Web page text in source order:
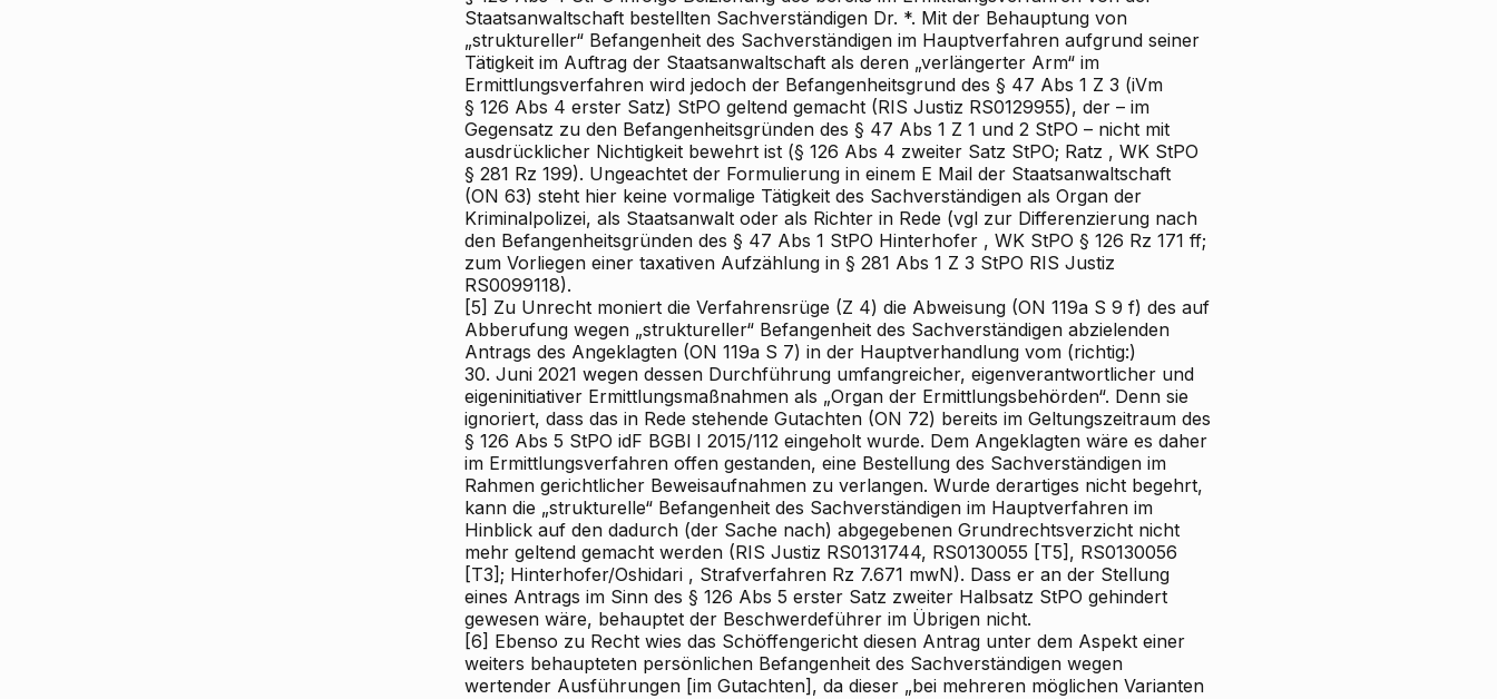
Staatsanwaltschaft bestellten Sachverständigen Dr. *. Mit der Behauptung von
„struktureller“ Befangenheit des Sachverständigen im Hauptverfahren aufgrund seiner
Tätigkeit im Auftrag der Staatsanwaltschaft als deren „verlängerter Arm“ im
Ermittlungsverfahren wird jedoch der Befangenheitsgrund des § 47 Abs 1 Z 3 (iVm
§ 126 Abs 4 erster Satz) StPO geltend gemacht (RIS Justiz RS0129955), der – im
Gegensatz zu den Befangenheitsgründen des § 47 Abs 1 Z 1 und 2 StPO – nicht mit
ausdrücklicher Nichtigkeit bewehrt ist (§ 126 Abs 4 zweiter Satz StPO; Ratz , WK StPO
§ 281 Rz 199). Ungeachtet der Formulierung in einem E Mail der Staatsanwaltschaft
(ON 63) steht hier keine vormalige Tätigkeit des Sachverständigen als Organ der
Kriminalpolizei, als Staatsanwalt oder als Richter in Rede (vgl zur Differenzierung nach
den Befangenheitsgründen des § 47 Abs 1 StPO Hinterhofer , WK StPO § 126 Rz 171 ff;
zum Vorliegen einer taxativen Aufzählung in § 281 Abs 1 Z 3 StPO RIS Justiz
RS0099118).
[5] Zu Unrecht moniert die Verfahrensrüge (Z 4) die Abweisung (ON 119a S 9 f) des auf
Abberufung wegen „struktureller“ Befangenheit des Sachverständigen abzielenden
Antrags des Angeklagten (ON 119a S 7) in der Hauptverhandlung vom (richtig:)
30. Juni 2021 wegen dessen Durchführung umfangreicher, eigenverantwortlicher und
eigeninitiativer Ermittlungsmaßnahmen als „Organ der Ermittlungsbehörden“. Denn sie
ignoriert, dass das in Rede stehende Gutachten (ON 72) bereits im Geltungszeitraum des
§ 126 Abs 5 StPO idF BGBl I 2015/112 eingeholt wurde. Dem Angeklagten wäre es daher
im Ermittlungsverfahren offen gestanden, eine Bestellung des Sachverständigen im
Rahmen gerichtlicher Beweisaufnahmen zu verlangen. Wurde derartiges nicht begehrt,
kann die „strukturelle“ Befangenheit des Sachverständigen im Hauptverfahren im
Hinblick auf den dadurch (der Sache nach) abgegebenen Grundrechtsverzicht nicht
mehr geltend gemacht werden (RIS Justiz RS0131744, RS0130055 [T5], RS0130056
[T3]; Hinterhofer/Oshidari , Strafverfahren Rz 7.671 mwN). Dass er an der Stellung
eines Antrags im Sinn des § 126 Abs 5 erster Satz zweiter Halbsatz StPO gehindert
gewesen wäre, behauptet der Beschwerdeführer im Übrigen nicht.
[6] Ebenso zu Recht wies das Schöffengericht diesen Antrag unter dem Aspekt einer
weiters behaupteten persönlichen Befangenheit des Sachverständigen wegen
wertender Ausführungen [im Gutachten], da dieser „bei mehreren möglichen Varianten